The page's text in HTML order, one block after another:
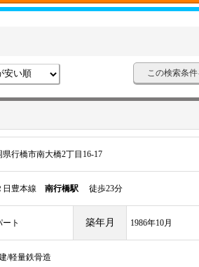
この検索条
県行橋市南大橋2丁目16-17
日豊本線 南行橋駅 徒歩23分
ート 築年月 1986年10月
/軽量鉄骨造